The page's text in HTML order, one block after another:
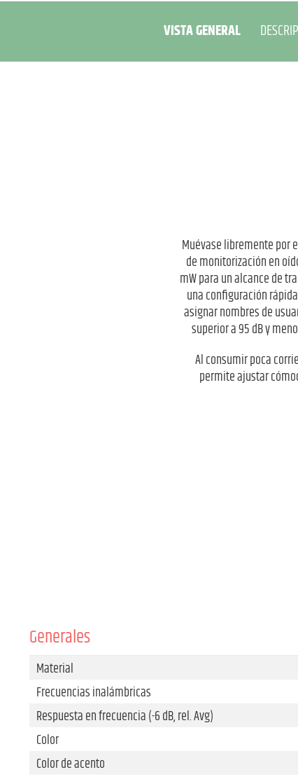
VISTA GENERAL
Muévase libremente por
de monitorización en
mW para un alcance de
una configuración
asignar nombres de
superior a 95 dB y
Al consumir poca
permite ajustar
Generales
Material
Frecuencias inalámbricas
Respuesta en frecuencia (-6 dB, rel. Avg)
Color
Color de acento